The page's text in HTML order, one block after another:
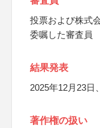
投票および株式
委嘱した審査員
結果発表
2025年12月23日
著作権の扱い